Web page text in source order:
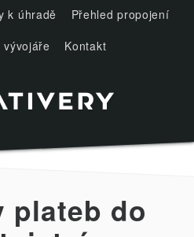
k úhradě
Přehled propojení
vývojáře Kontakt
plateb do